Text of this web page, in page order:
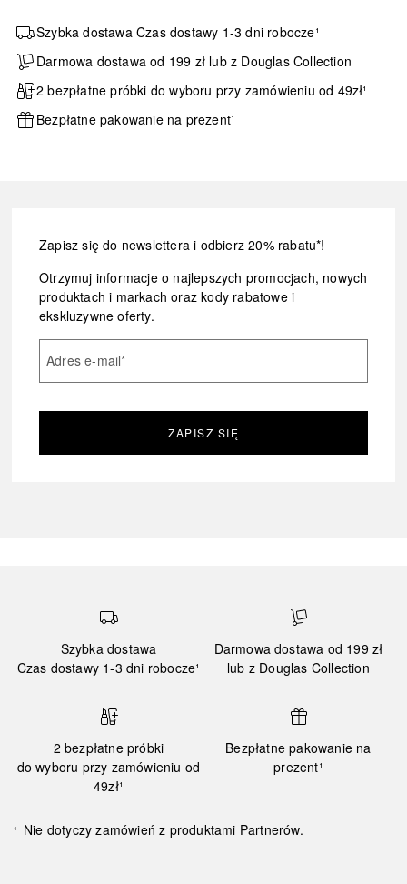
Szybka dostawa Czas dostawy 1-3 dni robocze¹
Darmowa dostawa od 199 zł lub z Douglas Collection
2 bezpłatne próbki do wyboru przy zamówieniu od 49zł¹
Bezpłatne pakowanie na prezent¹
Zapisz się do newslettera i odbierz 20% rabatu*!
Otrzymuj informacje o najlepszych promocjach, nowych
produktach i markach oraz kody rabatowe i
ekskluzywne oferty.
Adres e-mail*
ZAPISZ SIĘ
Szybka dostawa
Czas dostawy 1-3 dni robocze¹
Darmowa dostawa od 199 zł
lub z Douglas Collection
2 bezpłatne próbki
do wyboru przy zamówieniu od
49zł¹
Bezpłatne pakowanie na
prezent¹
¹ Nie dotyczy zamówień z produktami Partnerów.